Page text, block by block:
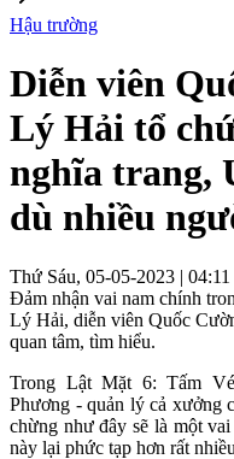
Hậu trường
Diễn viên
Lý Hải tổ
nghĩa trang,
dù nhiều
Thứ Sáu, 05-05-2023 |
Đảm nhận vai nam chính
Lý Hải, diễn viên Quốc
quan tâm, tìm hiểu.
Trong Lật Mặt 6: Tấm
Phương - quản lý cả xưởng
chừng như đây sẽ là một
này lại phức tạp hơn rất